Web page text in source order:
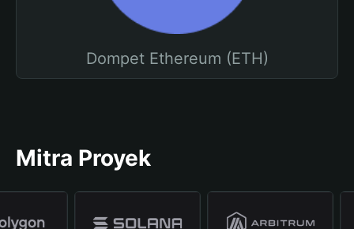
Dompet Ethereum (ETH)
Mitra Proyek